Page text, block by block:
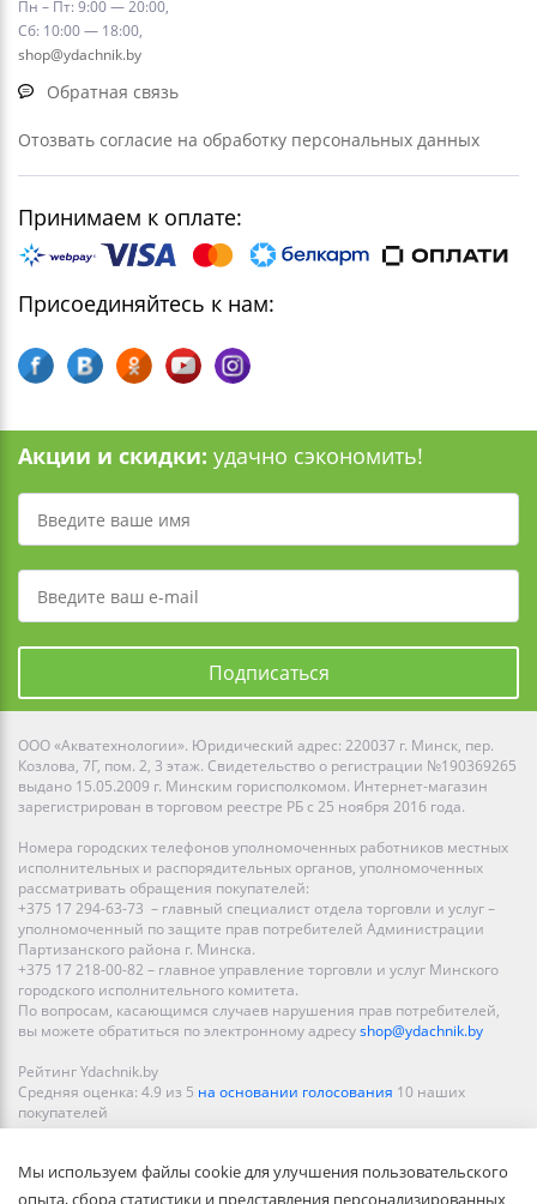
Пн – Пт: 9:00 — 20:00,
Сб: 10:00 — 18:00,
shop@ydachnik.by
Обратная связь
Отозвать согласие на обработку персональных данных
Принимаем к оплате:
Присоединяйтесь к нам:
Акции и скидки: удачно сэкономить!
Подписаться
ООО «Акватехнологии». Юридический адрес: 220037 г. Минск, пер.
Козлова, 7Г, пом. 2, 3 этаж. Свидетельство о регистрации №190369265
выдано 15.05.2009 г. Минским горисполкомом. Интернет-магазин
зарегистрирован в торговом реестре РБ с 25 ноября 2016 года.
Номера городских телефонов уполномоченных работников местных
исполнительных и распорядительных органов, уполномоченных
рассматривать обращения покупателей:
+375 17 294-63-73 – главный специалист отдела торговли и услуг –
уполномоченный по защите прав потребителей Администрации
Партизанского района г. Минска.
+375 17 218-00-82 – главное управление торговли и услуг Минского
городского исполнительного комитета.
По вопросам, касающимся случаев нарушения прав потребителей,
вы можете обратиться по электронному адресуshop@ydachnik.by
Рейтинг Ydachnik.by
Средняя оценка: 4.9 из 5 на основании голосования 10 наших
покупателей
Гродно, Могилеве, Бобруйске, Барановичах, Молодечно,
Новополоцке, Пинске, Солигорске. При заказе в интернет-магазине
Мы используем файлы cookie для улучшения пользовательского
опыта, сбора статистики и представления персонализированных